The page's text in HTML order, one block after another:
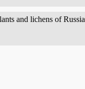
and lichens of Russia